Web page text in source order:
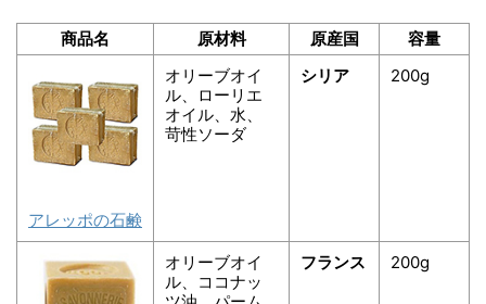
商品名 原材料 原産国 容量
アレッポの石鹸
オリーブオイ
ル、ローリエ
オイル、水、
苛性ソーダ
シリア 200g
オリーブオイ
ル、ココナッ
フランス 200g